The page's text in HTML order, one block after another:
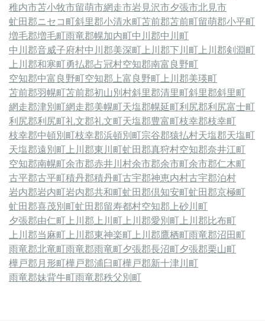
稚内市苫小牧市留萌市網走市岩見沢市夕張市北見市
虻田郡ニセコ町斜里郡小清水町苫前郡苫前町留萌郡小平町
増毛郡増毛町雨竜郡幌加内町中川郡中川町
中川郡音威子府村中川郡美深町 上川郡下川町 上川郡剣淵町
上川郡和寒町勇払郡占冠村空知郡南富良野町
空知郡中富良野町空知郡上富良野町 上川郡美瑛町
苫前郡羽幌町苫前郡初山別村斜里郡清里町斜里郡斜里町
網走郡津別町網走郡美幌町天塩郡幌延町利尻郡利尻富士町
利尻郡利尻町礼文郡礼文町天塩郡豊富町枝幸郡枝幸町
枝幸郡中頓別町枝幸郡浜頓別町宗谷郡猿払村天塩郡天塩町
天塩郡遠別町 上川郡東川町虻田郡真狩村空知郡奈井江町
空知郡南幌町余市郡赤井川村余市郡余市町余市郡仁木町
古平郡古平町積丹郡積丹町古宇郡神恵内村古宇郡泊村
岩内郡岩内町岩内郡共和町虻田郡倶知安町虻田郡京極町
虻田郡喜茂別町虻田郡留寿都村空知郡上砂川町
夕張郡由仁町 上川郡上川町 上川郡愛別町 上川郡比布町
上川郡当麻町 上川郡東神楽町 上川郡鷹栖町雨竜郡沼田町
雨竜郡北竜町雨竜郡雨竜町夕張郡長沼町夕張郡栗山町
樺戸郡月形町樺戸郡浦臼町樺戸郡新十津川町
雨竜郡妹背牛町雨竜郡秩父別町